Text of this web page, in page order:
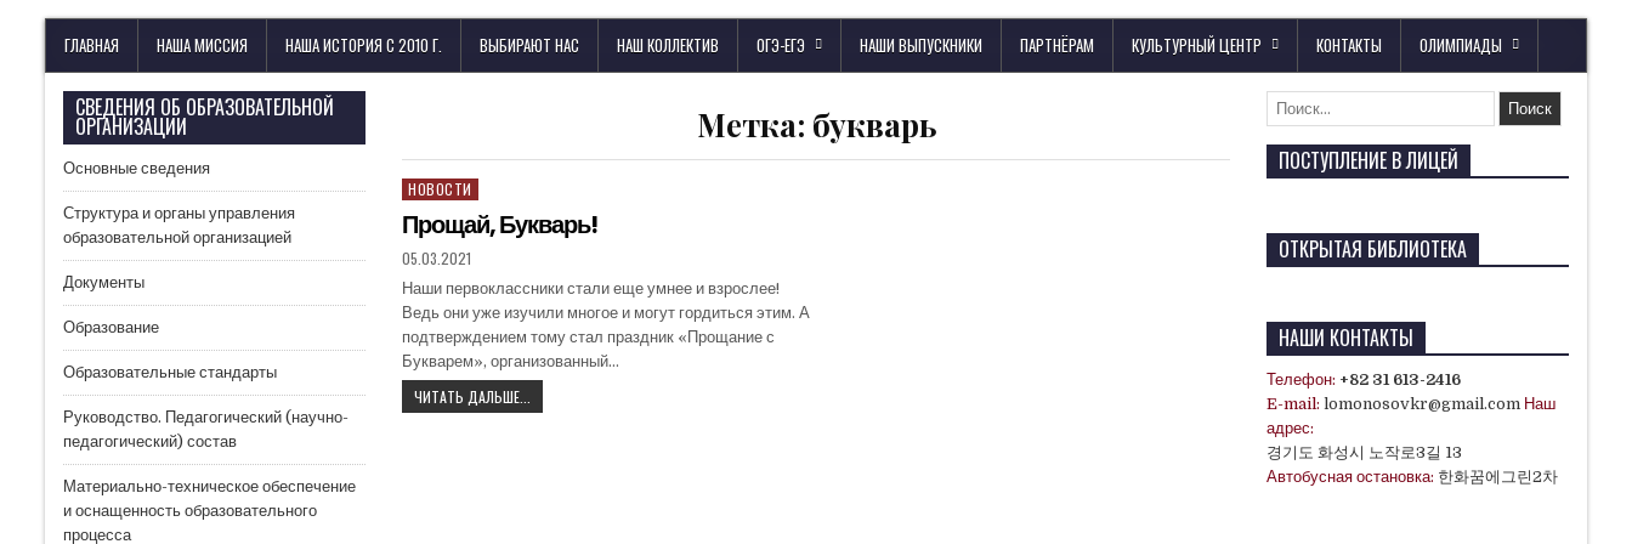
Лицей имени М. В. Ломоносова
с изучением иностранных языков
ГЛАВНАЯ НАША МИССИЯ НАША ИСТОРИЯ С 2010 Г. ВЫБИРАЮТ НАС НАШ КОЛЛЕКТИВ ОГЭ-ЕГЭ НАШИ ВЫПУСКНИКИ ПАРТНЁРАМ КУЛЬТУРНЫЙ ЦЕНТР КОНТАКТЫ ОЛИМПИАДЫ
Метка: букварь
НОВОСТИ
Прощай, Букварь!
05.03.2021
Наши первоклассники стали еще умнее и взрослее!
Ведь они уже изучили многое и могут гордиться этим. А
подтверждением тому стал праздник «Прощание с
Букварем», организованный…
ЧИТАТЬ ДАЛЬШЕ...
СВЕДЕНИЯ ОБ ОБРАЗОВАТЕЛЬНОЙ
ОРГАНИЗАЦИИ
Основные сведения
Структура и органы управления
образовательной организацией
Документы
Образование
Образовательные стандарты
Руководство. Педагогический (научно-
педагогический) состав
Материально-техническое обеспечение
и оснащенность образовательного
процесса
ПОСТУПЛЕНИЕ В ЛИЦЕЙ
ОТКРЫТАЯ БИБЛИОТЕКА
НАШИ КОНТАКТЫ
Телефон: +82 31 613-2416
E-mail: lomonosovkr@gmail.com Наш
адрес:
경기도 화성시 노작로3길 13
Автобусная остановка: 한화꿈에그린2차